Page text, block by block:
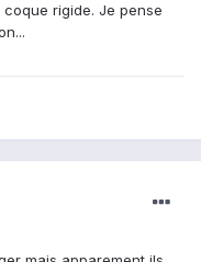
rigide. Je pense